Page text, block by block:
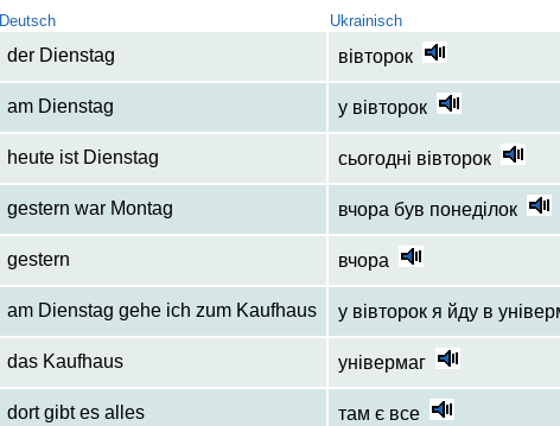
Deutsch Ukrainisch
der Dienstag вівторок
am Dienstag у вівторок
heute ist Dienstag сьогодні вівторок
gestern war Montag вчора був понеділок
gestern вчора
am Dienstag gehe ich zum Kaufhaus у вівторок я йду в
das Kaufhaus універмаг
dort gibt es alles там є все